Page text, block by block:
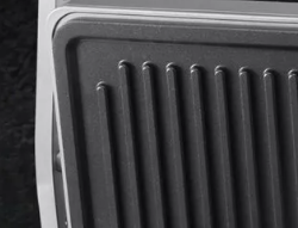
позволяет жиру
а не варится в
машине